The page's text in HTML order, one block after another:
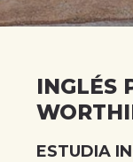
INGLÉS
ESTUDIA